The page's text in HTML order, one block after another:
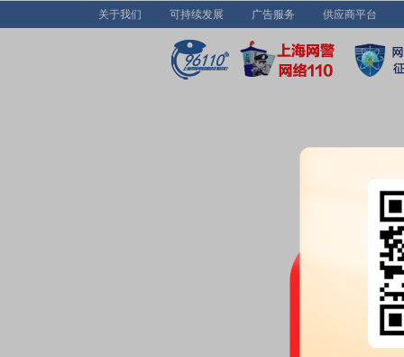
关于我们 可持续发展 广告服务 供应商平台